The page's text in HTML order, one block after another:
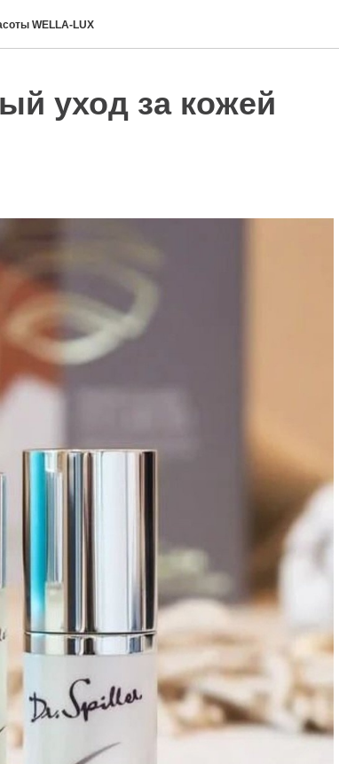
WELLA-LUX
уход за кожей